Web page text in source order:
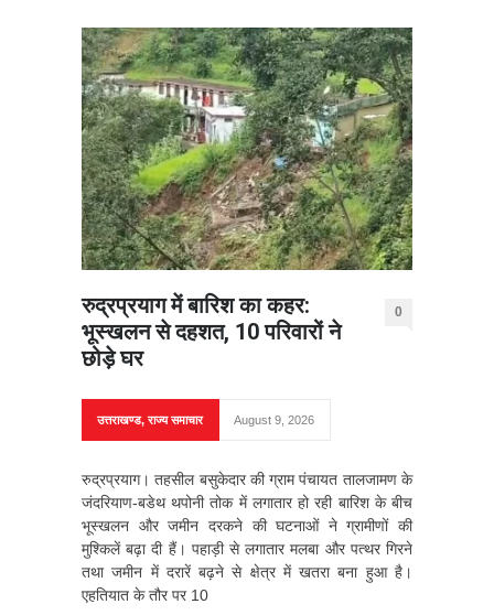
रुद्रप्रयाग में बारिश का कहर:
भूस्खलन से दहशत, 10 परिवारों ने
छोड़े घर
0
उत्तराखण्ड,राज्य समाचार August 9, 2026
रुद्रप्रयाग। तहसील बसुकेदार की ग्राम पंचायत तालजामण के
जंदरियाण-बडेथ थपोनी तोक में लगातार हो रही बारिश के बीच
भूस्खलन और जमीन दरकने की घटनाओं ने ग्रामीणों की
मुश्किलें बढ़ा दी हैं। पहाड़ी से लगातार मलबा और पत्थर गिरने
तथा जमीन में दरारें बढ़ने से क्षेत्र में खतरा बना हुआ है।
एहतियात के तौर पर 10